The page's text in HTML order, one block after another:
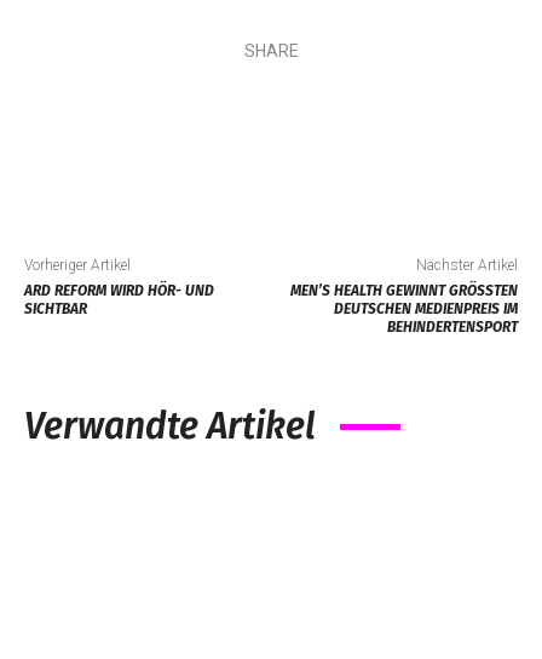
SHARE
Vorheriger Artikel
ARD REFORM WIRD HÖR- UND
SICHTBAR
Nächster Artikel
MEN’S HEALTH GEWINNT GRÖSSTEN D
EUTSCHEN MEDIENPREIS IM B
EHINDERTENSPORT
Verwandte Artikel